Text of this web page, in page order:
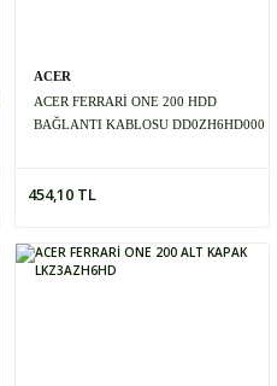
ACER
ACER FERRARİ ONE 200 HDD
BAĞLANTI KABLOSU DD0ZH6HD000
454,10 TL